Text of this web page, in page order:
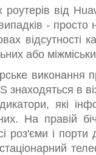
роутерів від
-
відсутності
або
виконання
в
які
На правій
роз'єми і